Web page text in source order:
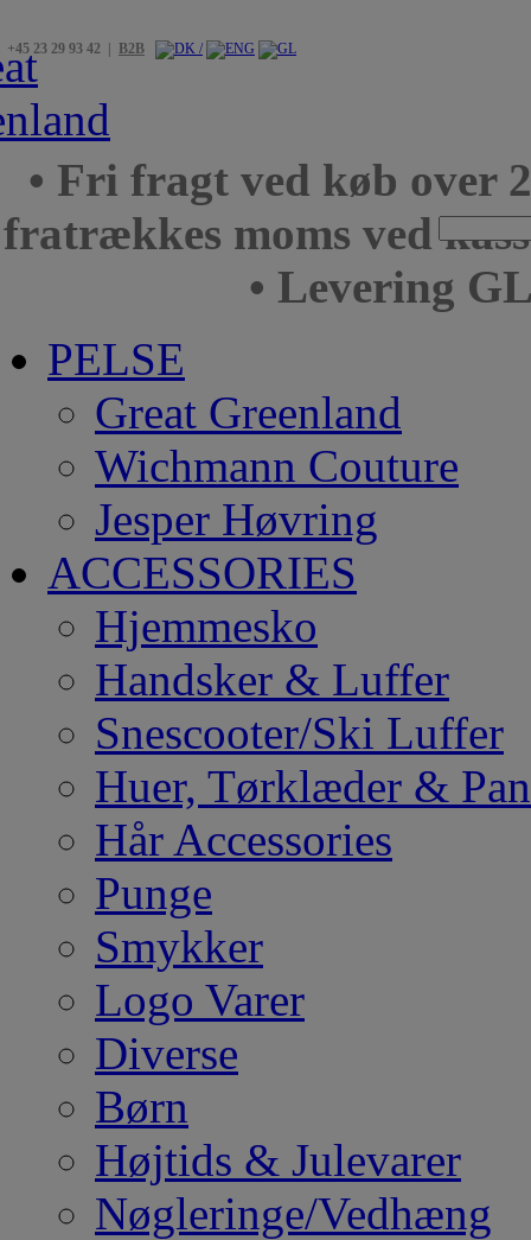
+45 23 29 93 42 | B2B
• Fri fragt ved køb over
fratrækkes moms ved
• Levering
PELSE
Great Greenland
Wichmann Couture
Jesper Høvring
ACCESSORIES
Hjemmesko
Handsker & Luffer
Snescooter/Ski Luffer
Huer, Tørklæder &
Hår Accessories
Punge
Smykker
Logo Varer
Diverse
Børn
Højtids & Julevarer
Nøgleringe/Vedhæng